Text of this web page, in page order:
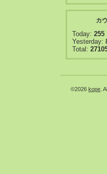
カ
Today: 255
Yesterday:
Total:
©2026 kope .